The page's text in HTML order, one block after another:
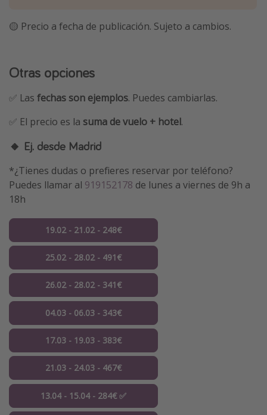
🟡 Precio a fecha de publicación. Sujeto a cambios.
Otras opciones
✅ Las fechas son ejemplos. Puedes cambiarlas.
✅ El precio es la suma de vuelo + hotel.
🔸 Ej. desde Madrid
*¿Tienes dudas o prefieres reservar por teléfono?
Puedes llamar al 919152178 de lunes a viernes de 9h a
18h
19.02 - 21.02 - 248€
25.02 - 28.02 - 491€
26.02 - 28.02 - 341€
04.03 - 06.03 - 343€
17.03 - 19.03 - 383€
21.03 - 24.03 - 467€
13.04 - 15.04 - 284€ ✅